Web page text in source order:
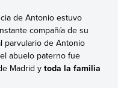
de Antonio estuvo
compañía de su
parvulario de Antonio
abuelo paterno fue
Madrid y toda la familia